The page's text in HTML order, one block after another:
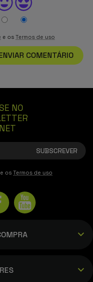
e os Termos de uso
COMENTÁRIO
NO
e os Termos de uso